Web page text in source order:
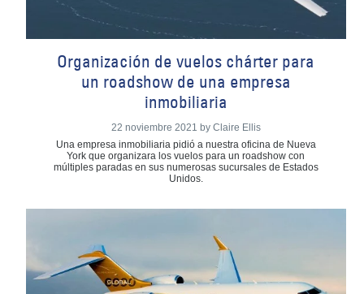
Organización de vuelos chárter para
un roadshow de una empresa
inmobiliaria
22 noviembre 2021 by Claire Ellis
Una empresa inmobiliaria pidió a nuestra oficina de Nueva
York que organizara los vuelos para un roadshow con
múltiples paradas en sus numerosas sucursales de Estados
Unidos.